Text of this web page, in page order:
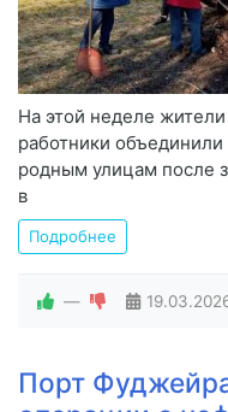
На этой неделе
работники
родным улицам после
в
Подробнее
—
Порт